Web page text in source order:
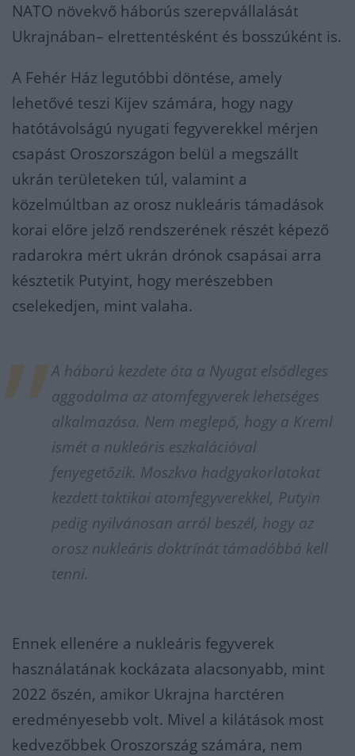
NATO növekvő háborús szerepvállalását
Ukrajnában– elrettentésként és bosszúként is.
A Fehér Ház legutóbbi döntése, amely
lehetővé teszi Kijev számára, hogy nagy
hatótávolságú nyugati fegyverekkel mérjen
csapást Oroszországon belül a megszállt
ukrán területeken túl, valamint a
közelmúltban az orosz nukleáris támadások
korai előre jelző rendszerének részét képező
radarokra mért ukrán drónok csapásai arra
késztetik Putyint, hogy merészebben
cselekedjen, mint valaha.
A háború kezdete óta a Nyugat elsődleges
aggodalma az atomfegyverek lehetséges
alkalmazása. Nem meglepő, hogy a Kreml
ismét a nukleáris eszkalációval
fenyegetőzik. Moszkva hadgyakorlatokat
kezdett taktikai atomfegyverekkel, Putyin
pedig nyilvánosan arról beszél, hogy az
orosz nukleáris doktrínát támadóbbá kell
tenni.
Ennek ellenére a nukleáris fegyverek
használatának kockázata alacsonyabb, mint
2022 őszén, amikor Ukrajna harctéren
eredményesebb volt. Mivel a kilátások most
kedvezőbbek Oroszország számára, nem